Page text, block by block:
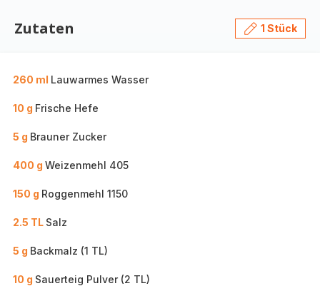
Zutaten 1 Stück
260 ml Lauwarmes Wasser
10 g Frische Hefe
5 g Brauner Zucker
400 g Weizenmehl 405
150 g Roggenmehl 1150
2.5 TL Salz
5 g Backmalz (1 TL)
10 g Sauerteig Pulver (2 TL)